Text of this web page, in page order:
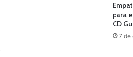
para
CD
7 de